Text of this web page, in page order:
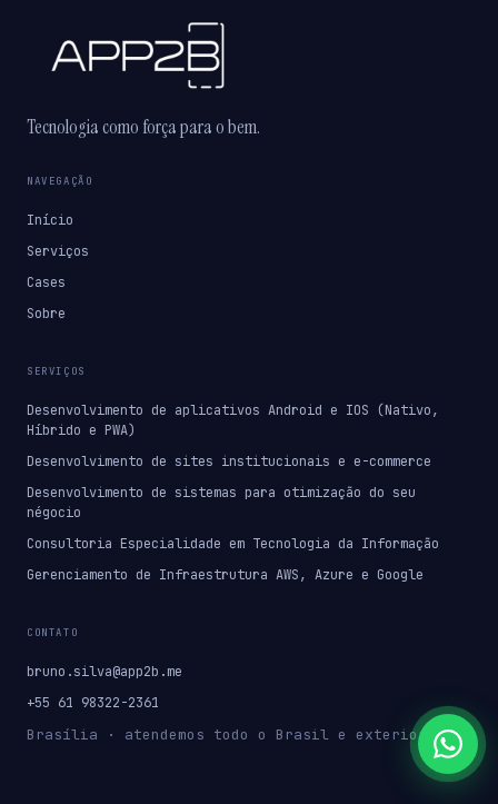
Tecnologia como força para o bem.
NAVEGAÇÃO
Início
Serviços
Cases
Sobre
SERVIÇOS
Desenvolvimento de aplicativos Android e IOS (Nativo,
Híbrido e PWA)
Desenvolvimento de sites institucionais e e-commerce
Desenvolvimento de sistemas para otimização do seu
négocio
Consultoria Especialidade em Tecnologia da Informação
Gerenciamento de Infraestrutura AWS, Azure e Google
CONTATO
bruno.silva@app2b.me
+55 61 98322-2361
Brasília · atendemos todo o Brasil e exterior